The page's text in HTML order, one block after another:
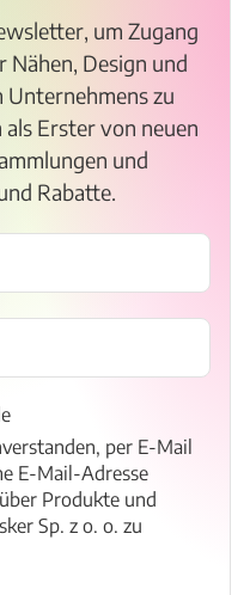
um Zugang
Nähen, Design und
Unternehmens zu
Erster von neuen
und
Rabatte.
per E-Mail
E-Mail-Adresse
Produkte und
Sp. z o. o. zu